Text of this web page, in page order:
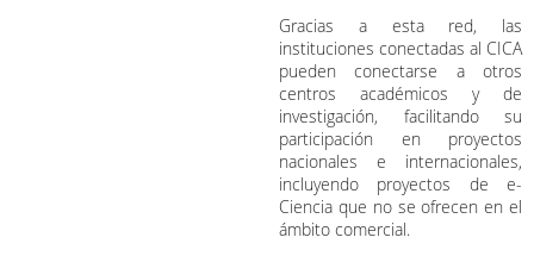
Gracias a esta red, las
instituciones conectadas al CICA
pueden conectarse a otros
centros académicos y de
investigación, facilitando su
participación en proyectos
nacionales e internacionales,
incluyendo proyectos de e-
Ciencia que no se ofrecen en el
ámbito comercial.